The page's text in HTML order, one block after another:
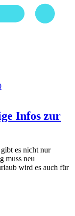
Infos zur
es nicht nur
muss neu
wird es auch für